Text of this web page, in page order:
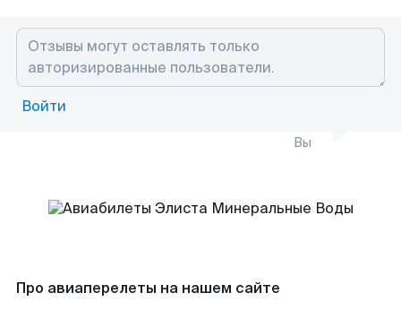
Войти
Вы
Про авиаперелеты на нашем сайте